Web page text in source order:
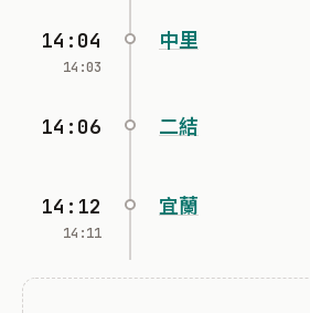
14:04
14:03
中里
14:06 二結
14:12
14:11
宜蘭